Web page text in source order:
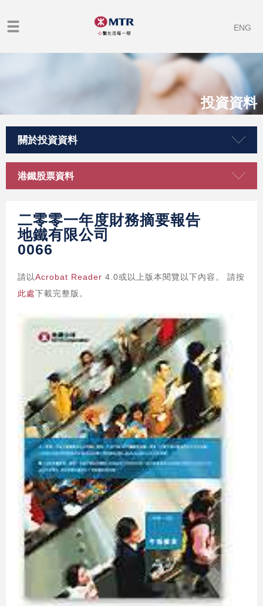
ENG
投資資料
關於投資資料
港鐵股票資料
二零零一年度財務摘要報告
地鐵有限公司
0066
請以Acrobat Reader 4.0或以上版本閱覽以下內容。 請按
此處下載完整版。